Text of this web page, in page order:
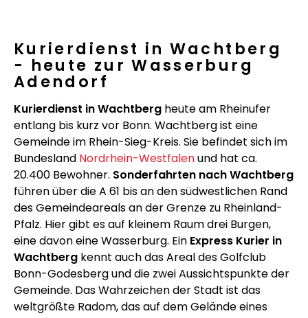
Kurierdienst in Wachtberg
- heute zur Wasserburg
Adendorf
Kurierdienst in Wachtberg heute am Rheinufer
entlang bis kurz vor Bonn. Wachtberg ist eine
Gemeinde im Rhein-Sieg-Kreis. Sie befindet sich im
Bundesland Nordrhein-Westfalenund hat ca.
20.400 Bewohner. Sonderfahrten nach Wachtberg
führen über die A 61 bis an den südwestlichen Rand
des Gemeindeareals an der Grenze zu Rheinland-
Pfalz. Hier gibt es auf kleinem Raum drei Burgen,
eine davon eine Wasserburg. Ein Express Kurier in
Wachtberg kennt auch das Areal des Golfclub
Bonn-Godesberg und die zwei Aussichtspunkte der
Gemeinde. Das Wahrzeichen der Stadt ist das
weltgrößte Radom, das auf dem Gelände eines